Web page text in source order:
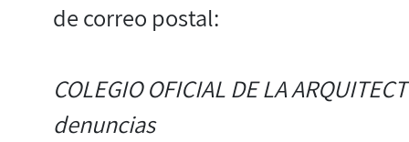
de correo postal:
COLEGIO OFICIAL DE LA
denuncias